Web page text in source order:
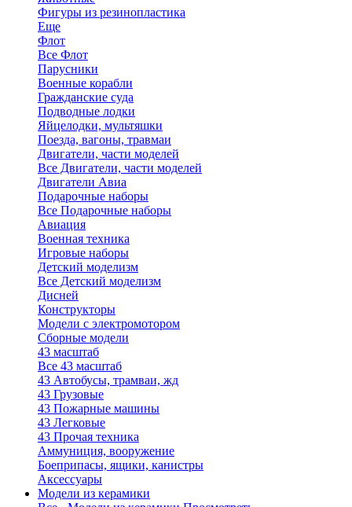
Фигуры из резинопластика
Еще
Флот
Все Флот
Парусники
Военные корабли
Гражданские суда
Подводные лодки
Яйцелодки, мультяшки
Поезда, вагоны, травмаи
Двигатели, части моделей
Все Двигатели, части моделей
Двигатели Авиа
Подарочные наборы
Все Подарочные наборы
Авиация
Военная техника
Игровые наборы
Детский моделизм
Все Детский моделизм
Дисней
Конструкторы
Модели с электромотором
Сборные модели
43 масштаб
Все 43 масштаб
43 Автобусы, трамваи, жд
43 Грузовые
43 Пожарные машины
43 Легковые
43 Прочая техника
Аммуниция, вооружение
Боеприпасы, ящики, канистры
Аксессуары
Модели из керамики